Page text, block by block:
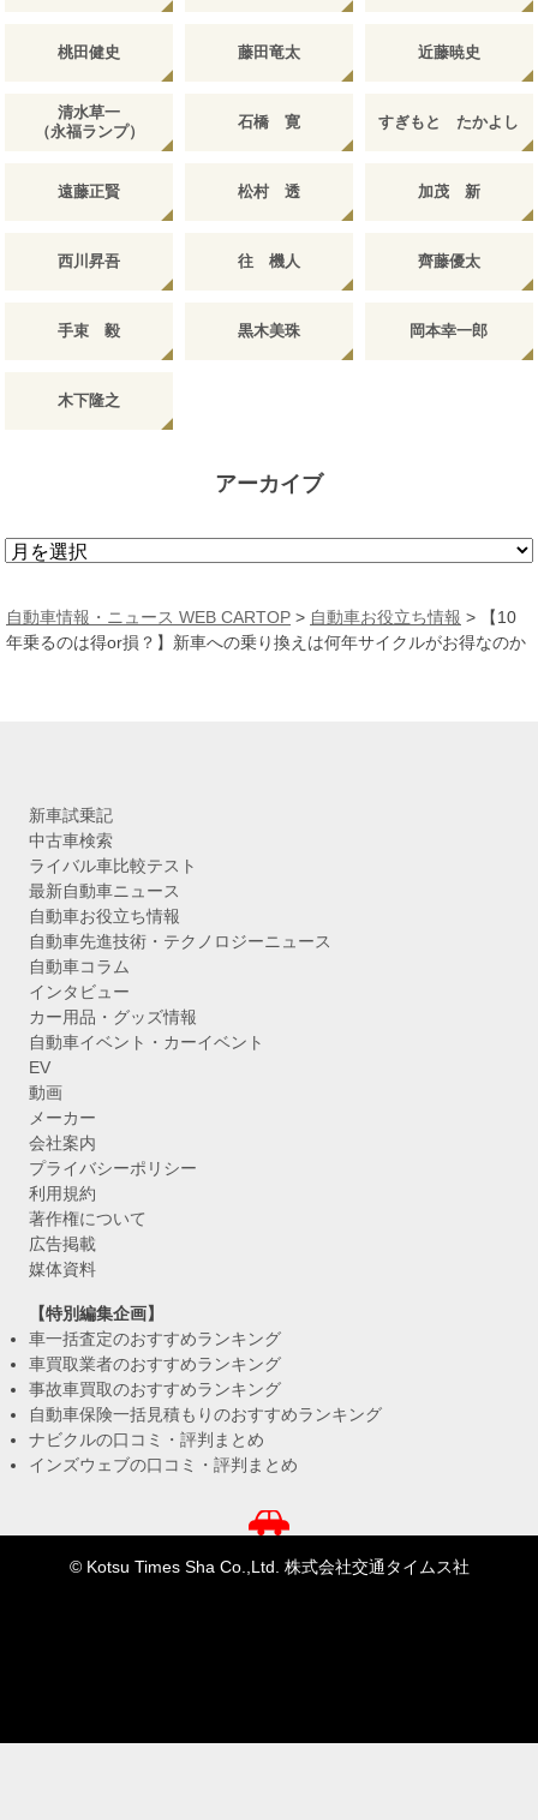
桃田健史 藤田竜太 近藤暁史
清水草一
（永福ランプ）
石橋 寛 すぎもと たかよし
遠藤正賢 松村 透 加茂 新
西川昇吾 往 機人 齊藤優太
手束 毅 黒木美珠 岡本幸一郎
木下隆之
アーカイブ
ア
カ
イ
自動車情報・ニュース WEB CARTOP > 自動車お役立ち情報 >
【10
年乗るのは得or損？】新車への乗り換えは何年サイクルがお得なのか
新車試乗記
中古車検索
ライバル車比較テスト
最新自動車ニュース
自動車お役立ち情報
自動車先進技術・テクノロジーニュース
自動車コラム
インタビュー
カー用品・グッズ情報
自動車イベント・カーイベント
EV
動画
メーカー
会社案内
プライバシーポリシー
利用規約
著作権について
広告掲載
媒体資料
【特別編集企画】
車一括査定のおすすめランキング
車買取業者のおすすめランキング
事故車買取のおすすめランキング
自動車保険一括見積もりのおすすめランキング
ナビクルの口コミ・評判まとめ
インズウェブの口コミ・評判まとめ
© Kotsu Times Sha Co.,Ltd. 株式会社交通タイムス社